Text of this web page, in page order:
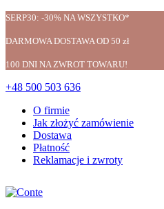
SERP30: -30% NA WSZYSTKO*
DARMOWA DOSTAWA OD 50 zł
100 DNI NA ZWROT TOWARU!
+48 500 503 636
O firmie
Jak złożyć zamówienie
Dostawa
Płatność
Reklamacje i zwroty